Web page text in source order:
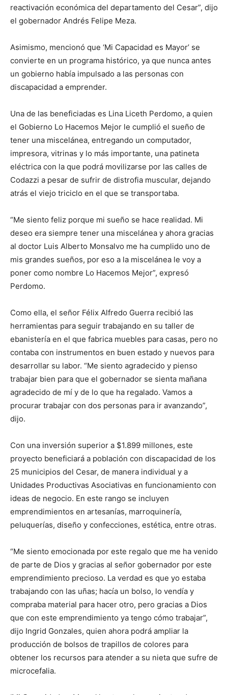
reactivación económica del departamento del Cesar”, dijo
el gobernador Andrés Felipe Meza.
Asimismo, mencionó que ‘Mi Capacidad es Mayor’ se
convierte en un programa histórico, ya que nunca antes
un gobierno había impulsado a las personas con
discapacidad a emprender.
Una de las beneficiadas es Lina Liceth Perdomo, a quien
el Gobierno Lo Hacemos Mejor le cumplió el sueño de
tener una miscelánea, entregando un computador,
impresora, vitrinas y lo más importante, una patineta
eléctrica con la que podrá movilizarse por las calles de
Codazzi a pesar de sufrir de distrofia muscular, dejando
atrás el viejo triciclo en el que se transportaba.
“Me siento feliz porque mi sueño se hace realidad. Mi
deseo era siempre tener una miscelánea y ahora gracias
al doctor Luis Alberto Monsalvo me ha cumplido uno de
mis grandes sueños, por eso a la miscelánea le voy a
poner como nombre Lo Hacemos Mejor”, expresó
Perdomo.
Como ella, el señor Félix Alfredo Guerra recibió las
herramientas para seguir trabajando en su taller de
ebanistería en el que fabrica muebles para casas, pero no
contaba con instrumentos en buen estado y nuevos para
desarrollar su labor. “Me siento agradecido y pienso
trabajar bien para que el gobernador se sienta mañana
agradecido de mí y de lo que ha regalado. Vamos a
procurar trabajar con dos personas para ir avanzando”,
dijo.
Con una inversión superior a $1.899 millones, este
proyecto beneficiará a población con discapacidad de los
25 municipios del Cesar, de manera individual y a
Unidades Productivas Asociativas en funcionamiento con
ideas de negocio. En este rango se incluyen
emprendimientos en artesanías, marroquinería,
peluquerías, diseño y confecciones, estética, entre otras.
“Me siento emocionada por este regalo que me ha venido
de parte de Dios y gracias al señor gobernador por este
emprendimiento precioso. La verdad es que yo estaba
trabajando con las uñas; hacía un bolso, lo vendía y
compraba material para hacer otro, pero gracias a Dios
que con este emprendimiento ya tengo cómo trabajar”,
dijo Ingrid Gonzales, quien ahora podrá ampliar la
producción de bolsos de trapillos de colores para
obtener los recursos para atender a su nieta que sufre de
microcefalia.